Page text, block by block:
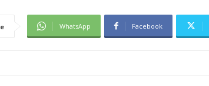
WhatsApp Facebook